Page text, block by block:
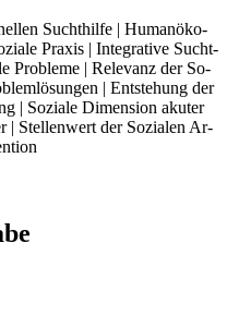
Suchthilfe | Hu­man­öko­
Praxis | Integrative Sucht­
Probleme | Relevanz der So­
| Entstehung der
| Soziale Dimension akuter
| Stellenwert der Sozialen Ar­